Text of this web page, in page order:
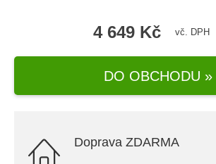
4 649 Kč vč. DPH
DO OBCHODU »
Doprava ZDARMA